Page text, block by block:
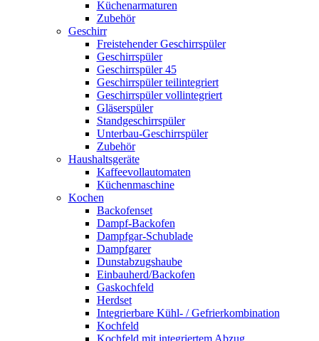
Küchenarmaturen
Zubehör
Geschirr
Freistehender Geschirrspüler
Geschirrspüler
Geschirrspüler 45
Geschirrspüler teilintegriert
Geschirrspüler vollintegriert
Gläserspüler
Standgeschirrspüler
Unterbau-Geschirrspüler
Zubehör
Haushaltsgeräte
Kaffeevollautomaten
Küchenmaschine
Kochen
Backofenset
Dampf-Backofen
Dampfgar-Schublade
Dampfgarer
Dunstabzugshaube
Einbauherd/Backofen
Gaskochfeld
Herdset
Integrierbare Kühl- / Gefrierkombination
Kochfeld
Kochfeld mit integriertem Abzug